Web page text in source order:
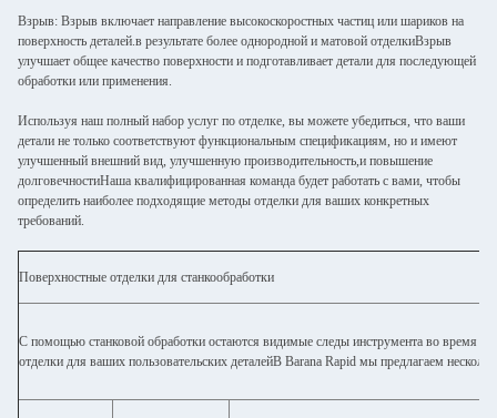
Взрыв: Взрыв включает направление высокоскоростных частиц или шариков на
поверхность деталей.в результате более однородной и матовой отделкиВзрыв
улучшает общее качество поверхности и подготавливает детали для последующей
обработки или применения.
Используя наш полный набор услуг по отделке, вы можете убедиться, что ваши
детали не только соответствуют функциональным спецификациям, но и имеют
улучшенный внешний вид, улучшенную производительность,и повышение
долговечностиНаша квалифицированная команда будет работать с вами, чтобы
определить наиболее подходящие методы отделки для ваших конкретных
требований.
Поверхностные отделки для станкообработки
С помощью станковой обработки остаются видимые следы инструмента во время
отделки для ваших пользовательских деталейВ Barana Rapid мы предлагаем